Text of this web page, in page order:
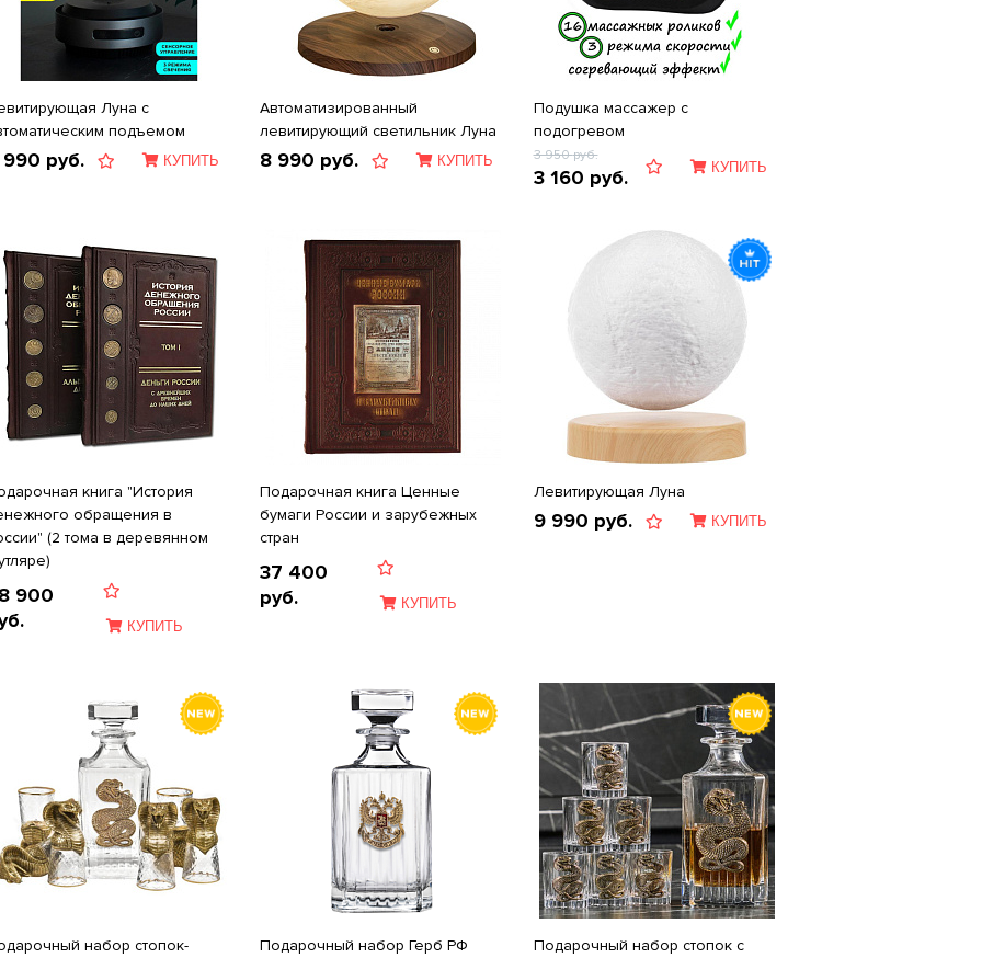
Луна с
подъемом
990 руб. КУПИТЬ
Автоматизированный
левитирующий светильник Луна
8 990 руб. КУПИТЬ
Подушка массажер с
подогревом
3 950руб.
3 160 руб. КУПИТЬ
книга "История
обращения в
(2 тома в деревянном
900
КУПИТЬ
Подарочная книга Ценные
бумаги России и зарубежных
стран
37 400
руб.
КУПИТЬ
Левитирующая Луна
9 990 руб. КУПИТЬ
набор стопок-
Подарочный набор Герб РФ
Подарочный набор стопок c